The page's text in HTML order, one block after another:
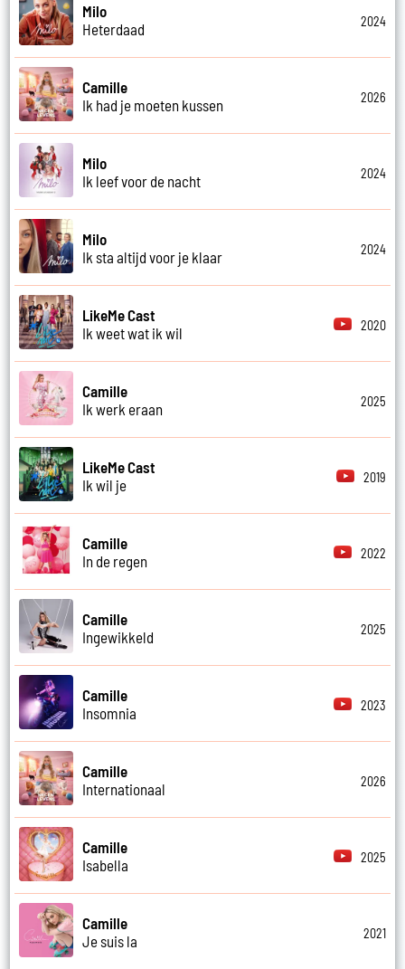
Milo
Heterdaad
2024
Camille
Ik had je moeten kussen
2026
Milo
Ik leef voor de nacht
2024
Milo
Ik sta altijd voor je klaar
2024
LikeMe Cast
Ik weet wat ik wil
2020
Camille
Ik werk eraan
2025
LikeMe Cast
Ik wil je
2019
Camille
In de regen
2022
Camille
Ingewikkeld
2025
Camille
Insomnia
2023
Camille
Internationaal
2026
Camille
Isabella
2025
Camille
Je suis la
2021